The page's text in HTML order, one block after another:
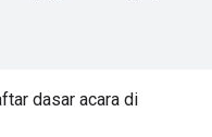
dasar acara di